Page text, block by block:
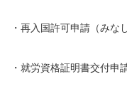
・再入国許可申請（みな
・就労資格証明書交付申